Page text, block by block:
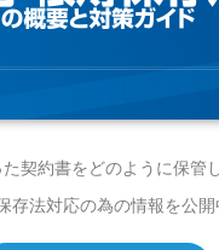
契約書をどのように保管
存法対応の為の情報を公開